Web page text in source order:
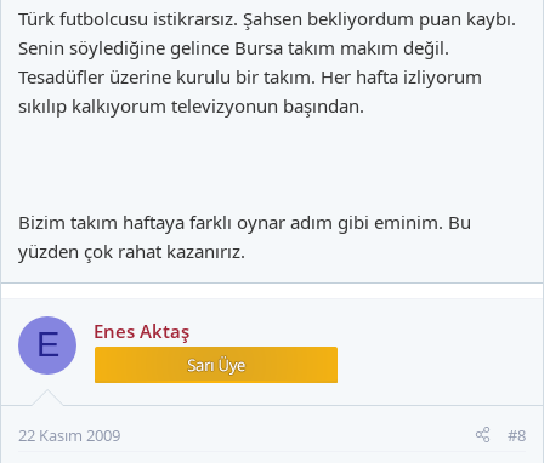
Türk futbolcusu istikrarsız. Şahsen bekliyordum puan kaybı.
Senin söylediğine gelince Bursa takım makım değil.
Tesadüfler üzerine kurulu bir takım. Her hafta izliyorum
sıkılıp kalkıyorum televizyonun başından.
Bizim takım haftaya farklı oynar adım gibi eminim. Bu
yüzden çok rahat kazanırız.
E Enes Aktaş
22 Kasım 2009 #8